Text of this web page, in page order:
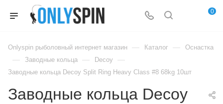
0
Onlyspin рыболовный интернет магазин — Каталог — Оснастка
— Заводные кольца — Decoy —
Заводные кольца Decoy Split Ring Heavy Class #8 68kg 10шт
Заводные кольца Decoy